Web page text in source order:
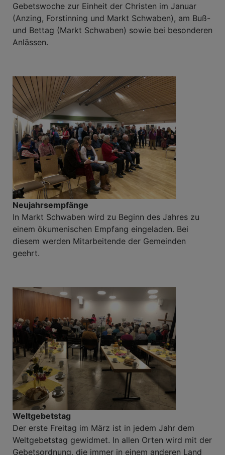
Gebetswoche zur Einheit der Christen im Januar
(Anzing, Forstinning und Markt Schwaben), am Buß-
und Bettag (Markt Schwaben) sowie bei besonderen
Anlässen.
Neujahrsempfänge
In Markt Schwaben wird zu Beginn des Jahres zu
einem ökumenischen Empfang eingeladen. Bei
diesem werden Mitarbeitende der Gemeinden
geehrt.
Weltgebetstag
Der erste Freitag im März ist in jedem Jahr dem
Weltgebetstag gewidmet. In allen Orten wird mit der
Gebetsordnung, die immer in einem anderen Land